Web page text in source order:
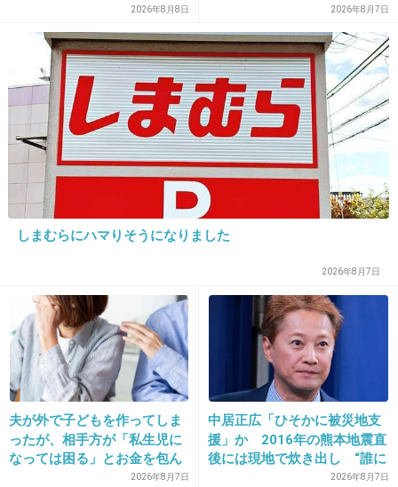
2014/07/06(日) 14:05:36
冬馬のまっすぐな感じもいいけど、
ハラハラさせてくれる洸がすごく好き♡w
+115 -12
21. 匿名2014/07/06(日) 14:07:25
小湊には悪いけど…
私は断然！！田中先生＆修子のカップル推しで
す！！
この2人ホント、大逆転でくっついてくれない
かな〜(つД`)ノ
+216 -8
2026年8月8日 2026年8月7日
しまむらにハマりそうになりました
2026年8月7日
夫が外で子どもを作ってしま
ったが、相手方が「私生児に
なっては困る」とお金を包ん
で頭を下げに来ても応じず、
2026年8月7日
中居正広「ひそかに被災地支
援」か 2016年の熊本地震直
後には現地で炊き出し “誰に
も知られなくて良い”と、むし
2026年8月7日